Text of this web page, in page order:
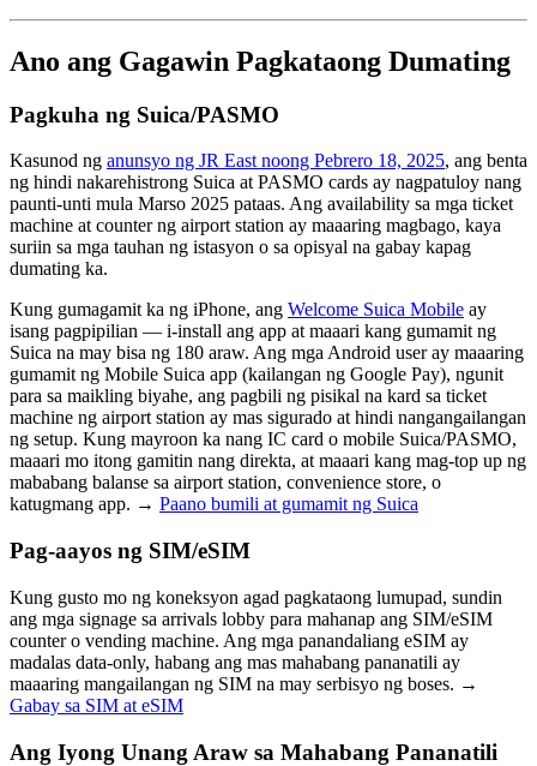
Ano ang Gagawin Pagkataong Dumating
Pagkuha ng Suica/PASMO
Kasunod ng anunsyo ng JR East noong Pebrero 18, 2025, ang benta
ng hindi nakarehistrong Suica at PASMO cards ay nagpatuloy nang
paunti-unti mula Marso 2025 pataas. Ang availability sa mga ticket
machine at counter ng airport station ay maaaring magbago, kaya
suriin sa mga tauhan ng istasyon o sa opisyal na gabay kapag
dumating ka.
Kung gumagamit ka ng iPhone, ang Welcome Suica Mobile ay
isang pagpipilian — i-install ang app at maaari kang gumamit ng
Suica na may bisa ng 180 araw. Ang mga Android user ay maaaring
gumamit ng Mobile Suica app (kailangan ng Google Pay), ngunit
para sa maikling biyahe, ang pagbili ng pisikal na kard sa ticket
machine ng airport station ay mas sigurado at hindi nangangailangan
ng setup. Kung mayroon ka nang IC card o mobile Suica/PASMO,
maaari mo itong gamitin nang direkta, at maaari kang mag-top up ng
mababang balanse sa airport station, convenience store, o
katugmang app. → Paano bumili at gumamit ng Suica
Pag-aayos ng SIM/eSIM
Kung gusto mo ng koneksyon agad pagkataong lumupad, sundin
ang mga signage sa arrivals lobby para mahanap ang SIM/eSIM
counter o vending machine. Ang mga panandaliang eSIM ay
madalas data-only, habang ang mas mahabang pananatili ay
maaaring mangailangan ng SIM na may serbisyo ng boses. →
Gabay sa SIM at eSIM
Ang Iyong Unang Araw sa Mahabang Pananatili